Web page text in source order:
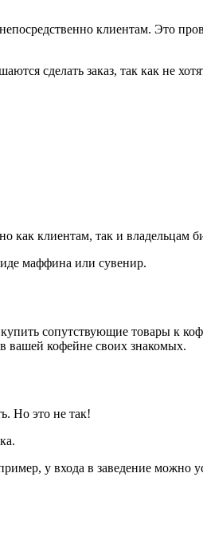
клиентам. Это
сделать заказ, так как не
как клиентам, так и владельцам
маффина или сувенир.
сопутствующие товары к
вашей кофейне своих знакомых.
Но это не так!
у входа в заведение можно